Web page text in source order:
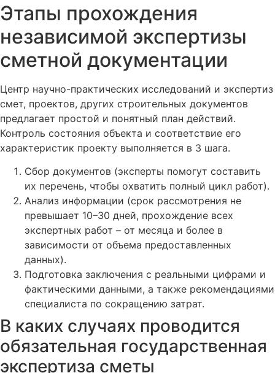
Этапы прохождения
независимой экспертизы
сметной документации
Центр научно-практических исследований и экспертиз
смет, проектов, других строительных документов
предлагает простой и понятный план действий.
Контроль состояния объекта и соответствие его
характеристик проекту выполняется в 3 шага.
Сбор документов (эксперты помогут составить
их перечень, чтобы охватить полный цикл работ).
Анализ информации (срок рассмотрения не
превышает 10–30 дней, прохождение всех
экспертных работ – от месяца и более в
зависимости от объема предоставленных
данных).
Подготовка заключения с реальными цифрами и
фактическими данными, а также рекомендациями
специалиста по сокращению затрат.
В каких случаях проводится
обязательная государственная
экспертиза сметы